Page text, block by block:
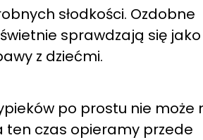
słodkości. Ozdobne
sprawdzają się jako
z dziećmi.
po prostu nie może
ten czas opieramy przede